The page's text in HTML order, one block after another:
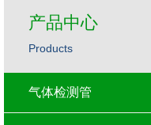
产品中心
Products
气体检测管